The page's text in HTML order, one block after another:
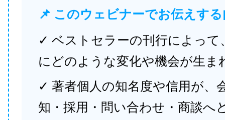
📌 このウェビナーでお伝えす
✓ ベストセラーの刊行によって
にどのような変化や機会が生ま
✓ 著者個人の知名度や信用が、
知・採用・問い合わせ・商談へ